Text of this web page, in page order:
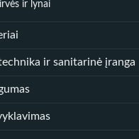
ir lynai
ir sanitarinė įranga